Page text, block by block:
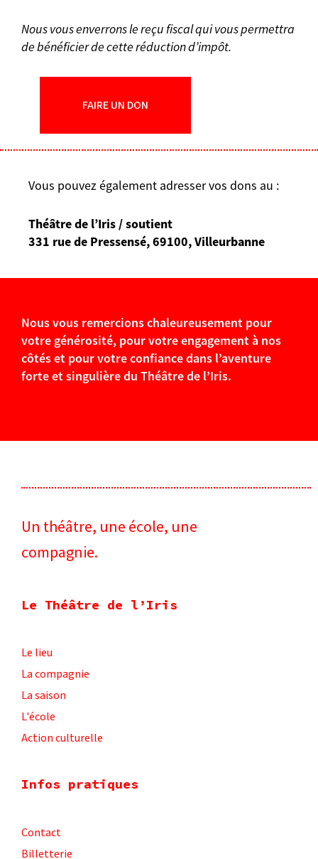
Nous vous enverrons le reçu fiscal qui vous permettra
de bénéficier de cette réduction d’impôt.
FAIRE UN DON
Vous pouvez également adresser vos dons au :
Théâtre de l’Iris / soutient
331 rue de Pressensé, 69100, Villeurbanne
Nous vous remercions chaleureusement pour
votre générosité, pour votre engagement à nos
côtés et pour votre confiance dans l’aventure
forte et singulière du Théâtre de l’Iris.
Un théâtre, une école, une
compagnie.​
Le Théâtre de l’Iris
Le lieu
La compagnie
La saison
L'école
Action culturelle
Infos pratiques
Contact
Billetterie